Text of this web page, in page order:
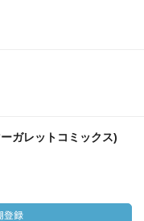
ガレットコミックス)